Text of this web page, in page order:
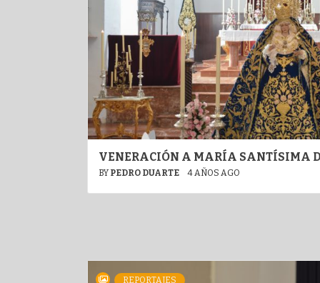
VENERACIÓN A MARÍA SANTÍSIMA
BY PEDRO DUARTE 4 AÑOS AGO
REPORTAJES